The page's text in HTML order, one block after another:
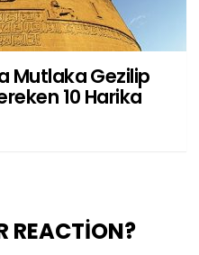
Mutlaka Gezilip
10 Harika
REACTION?